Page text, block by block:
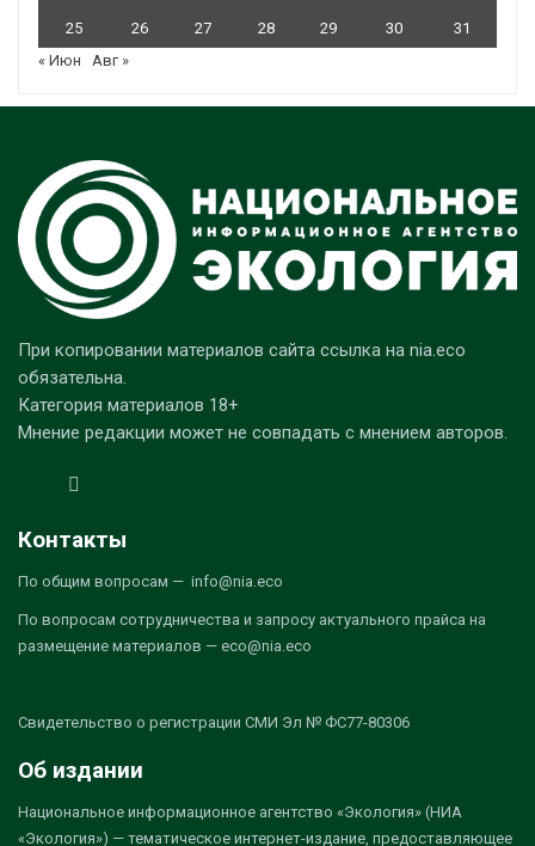
25 26 27 28 29 30
31
« Июн
Авг »
При копировании материалов сайта ссылка на nia.eco
обязательна.
Категория материалов 18+
Мнение редакции может не совпадать с мнением авторов.
Контакты
По общим вопросам — info@nia.eco
По вопросам сотрудничества и запросу актуального прайса на
размещение материалов — eco@nia.eco
Свидетельство о регистрации СМИ Эл № ФС77-80306
Об издании
Национальное информационное агентство «Экология» (НИА
«Экология») — тематическое интернет-издание, предоставляющее